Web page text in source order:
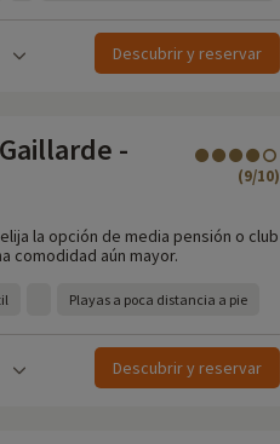
Descubrir y reservar
-
(9/10)
la opción de media pensión o club
comodidad aún mayor.
Playas a poca distancia a pie
Descubrir y reservar